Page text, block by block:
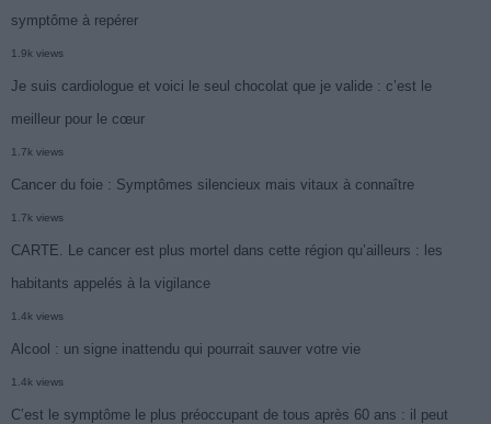
symptôme à repérer
1.9k views
Je suis cardiologue et voici le seul chocolat que je valide : c’est le
meilleur pour le cœur
1.7k views
Cancer du foie : Symptômes silencieux mais vitaux à connaître
1.7k views
CARTE. Le cancer est plus mortel dans cette région qu’ailleurs : les
habitants appelés à la vigilance
1.4k views
Alcool : un signe inattendu qui pourrait sauver votre vie
1.4k views
C’est le symptôme le plus préoccupant de tous après 60 ans : il peut